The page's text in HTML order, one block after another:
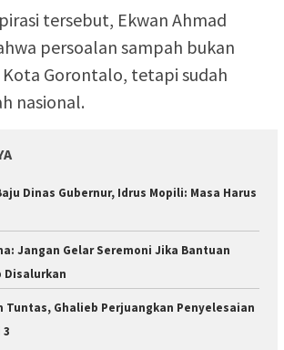
tersebut, Ekwan Ahmad
persoalan sampah bukan
Gorontalo, tetapi sudah
nasional.
Dinas Gubernur, Idrus Mopili: Masa Harus
Jangan Gelar Seremoni Jika Bantuan
Disalurkan
Tuntas, Ghalieb Perjuangkan Penyelesaian
3